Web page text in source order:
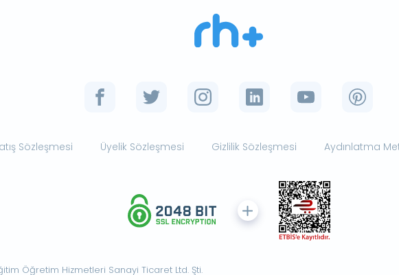
Sözleşmesi Üyelik Sözleşmesi Gizlilik Sözleşmesi Aydınlatma
Öğretim Hizmetleri Sanayi Ticaret Ltd. Şti.